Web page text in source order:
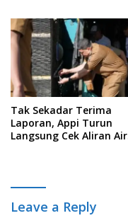
Tak Sekadar Terima
Laporan, Appi Turun
Langsung Cek Aliran Air
Leave a Reply